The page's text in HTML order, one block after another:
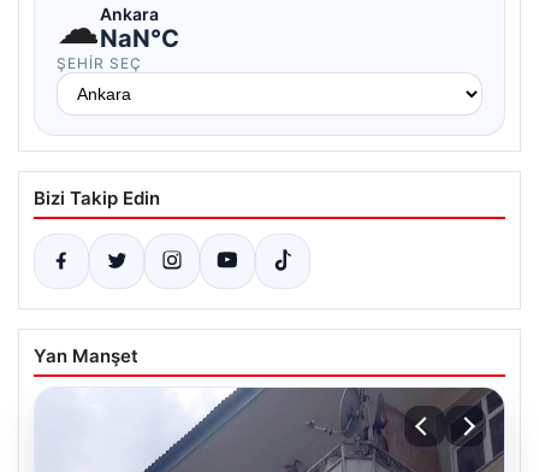
☁Ankara
NaN°C
ŞEHIR SEÇ
Bizi Takip Edin
Yan Manşet